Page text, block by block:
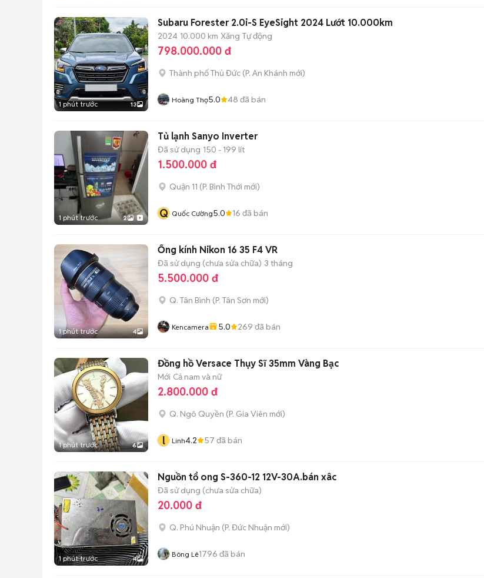
1 phút trước 13
Subaru Forester 2.0i-S EyeSight 2024 Lướt 10.000km
2024 10.000 km Xăng Tự động
798.000.000 đ
Thành phố Thủ Đức (P. An Khánh mới)
Hoàng Thọ5.0 48 đã bán
1 phút trước 2
Tủ lạnh Sanyo Inverter
Đã sử dụng 150 - 199 lít
1.500.000 đ
Quận 11 (P. Bình Thới mới)
Q Quốc Cường5.0 16 đã bán
1 phút trước 4
Ống kính Nikon 16 35 F4 VR
Đã sử dụng (chưa sửa chữa) 3 tháng
5.500.000 đ
Q. Tân Bình (P. Tân Sơn mới)
Kencamera 5.0 269 đã bán
1 phút trước 6
Đồng hồ Versace Thụy Sĩ 35mm Vàng Bạc
Mới Cả nam và nữ
2.800.000 đ
Q. Ngô Quyền (P. Gia Viên mới)
l Linh4.2 57 đã bán
1 phút trước 4
Nguồn tổ ong S-360-12 12V-30A.bán xâc
Đã sử dụng (chưa sửa chữa)
20.000 đ
Q. Phú Nhuận (P. Đức Nhuận mới)
Bông Lê1796 đã bán